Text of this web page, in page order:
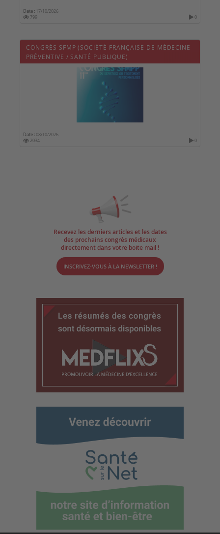
Date : 17/10/2026
799
0
CONGRÈS SFMP (SOCIÉTÉ FRANÇAISE DE MÉDECINE
PRÉVENTIVE / SANTÉ PUBLIQUE)
Date :08/10/2026
2034
0
Recevez les derniers articles et les dates
des prochains congrès médicaux
directement dans votre boite mail !
INSCRIVEZ-VOUS À LA NEWSLETTER !